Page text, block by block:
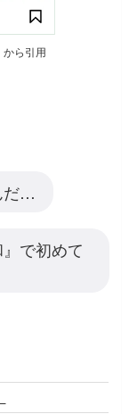
ら引用
だ…
で初めて